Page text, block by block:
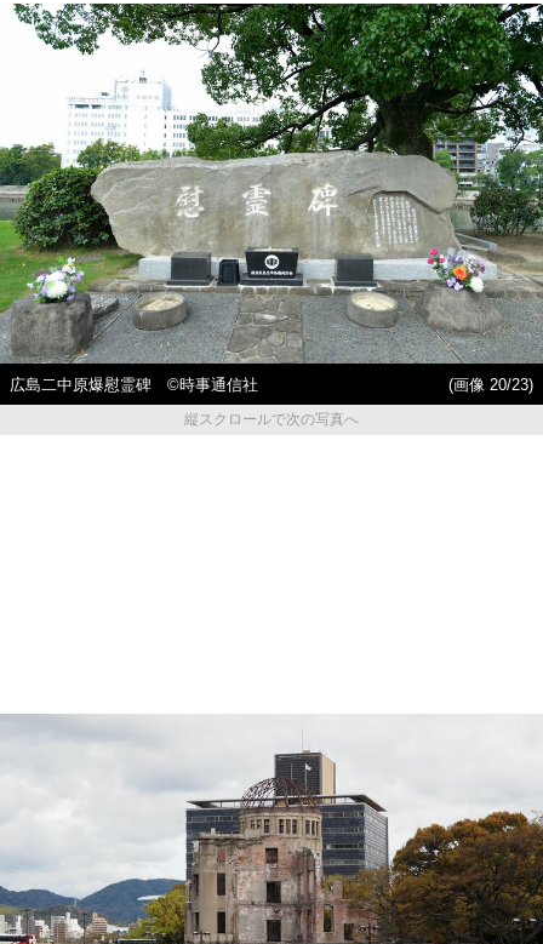
広島二中原爆慰霊碑 ©時事通信社
(画像 20/23)
縦スクロールで次の写真へ